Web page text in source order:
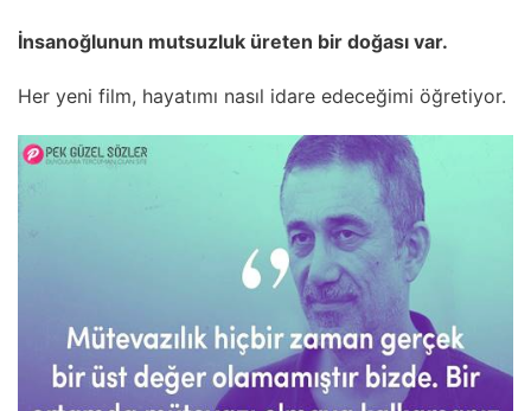
İnsanoğlunun mutsuzluk üreten bir doğası var.
Her yeni film, hayatımı nasıl idare edeceğimi öğretiyor.